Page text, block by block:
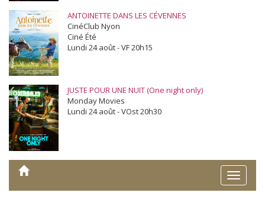
ANTOINETTE DANS LES CÉVENNES
CinéClub Nyon
Ciné Été
Lundi 24 août - VF 20h15
JUSTE POUR UNE NUIT (One night only)
Monday Movies
Lundi 24 août - VOst 20h30
Toggle